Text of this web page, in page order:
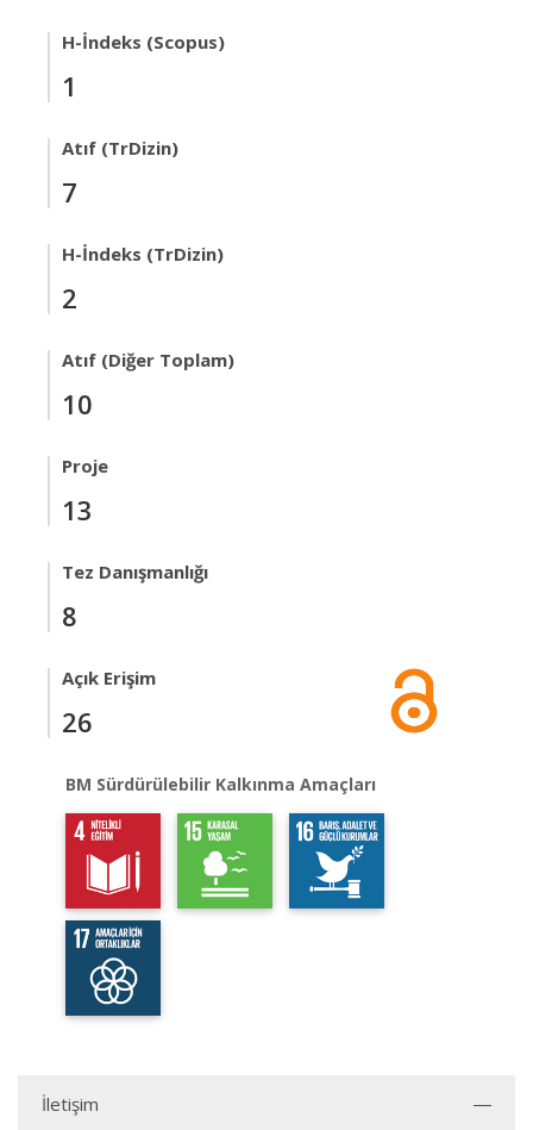
H-İndeks (Scopus)
1
Atıf (TrDizin)
7
H-İndeks (TrDizin)
2
Atıf (Diğer Toplam)
10
Proje
13
Tez Danışmanlığı
8
Açık Erişim
26
BM Sürdürülebilir Kalkınma Amaçları
İletişim